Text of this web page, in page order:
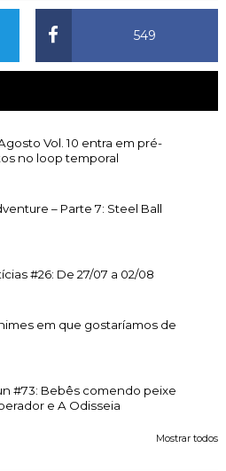
549
Vol. 10 entra em pré-
no loop temporal
– Parte 7: Steel Ball
#26: De 27/07 a 02/08
em que gostaríamos de
#73: Bebês comendo peixe
e A Odisseia
Mostrar todos